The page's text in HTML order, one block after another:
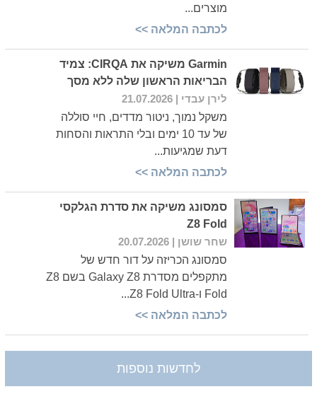
מוצרים...
לכתבה המלאה >>
Garmin משיקה את CIRQA: צמיד
הבריאות הראשון שלה ללא מסך
לירן עבדי | 21.07.2026
משקל נמוך, ניטור מדדים, חיי סוללה
של עד 10 ימים ובלי התראות והסחות
דעת שמגיעות...
לכתבה המלאה >>
סמסונג משיקה את סדרת הגלקסי
Z8 Fold
שחר שושן | 20.07.2026
סמסונג הכריזה על דור חדש של
מתקפלים מסדרת Galaxy Z8 בשם Z8
Fold ו-Z8 Fold Ultra...
לכתבה המלאה >>
לחדשות נוספות